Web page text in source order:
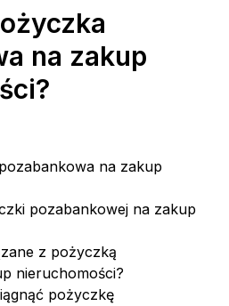
na zakup
na zakup
pozabankowej na zakup
z pożyczką
nieruchomości?
pożyczkę